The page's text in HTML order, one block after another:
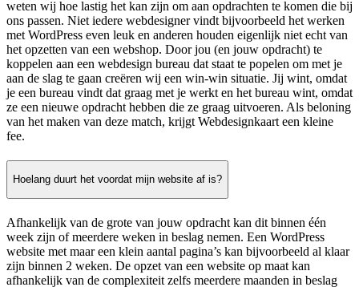
weten wij hoe lastig het kan zijn om aan opdrachten te komen die bij
ons passen. Niet iedere webdesigner vindt bijvoorbeeld het werken
met WordPress even leuk en anderen houden eigenlijk niet echt van
het opzetten van een webshop. Door jou (en jouw opdracht) te
koppelen aan een webdesign bureau dat staat te popelen om met je
aan de slag te gaan creëren wij een win-win situatie. Jij wint, omdat
je een bureau vindt dat graag met je werkt en het bureau wint, omdat
ze een nieuwe opdracht hebben die ze graag uitvoeren. Als beloning
van het maken van deze match, krijgt Webdesignkaart een kleine
fee.
Hoelang duurt het voordat mijn website af is?
Afhankelijk van de grote van jouw opdracht kan dit binnen één
week zijn of meerdere weken in beslag nemen. Een WordPress
website met maar een klein aantal pagina’s kan bijvoorbeeld al klaar
zijn binnen 2 weken. De opzet van een website op maat kan
afhankelijk van de complexiteit zelfs meerdere maanden in beslag